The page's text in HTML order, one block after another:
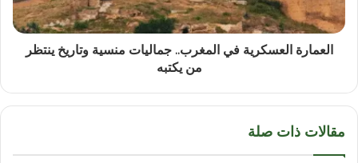
العمارة العسكرية في المغرب.. جماليات منسية وتاريخ ينتظر
من يكتبه
مقالات ذات صلة